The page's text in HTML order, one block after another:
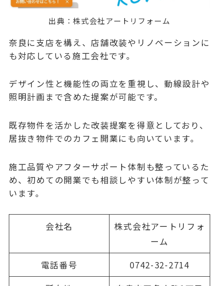
出典：株式会社アートリフォーム
奈良に支店を構え、店舗改装やリノベーションに
も対応している施工会社です。
デザイン性と機能性の両立を重視し、動線設計や
照明計画まで含めた提案が可能です。
既存物件を活かした改装提案を得意としており、
居抜き物件でのカフェ開業にも向いています。
施工品質やアフターサポート体制も整っているた
め、初めての開業でも相談しやすい体制が整って
います。
会社名
株式会社アートリフォ
ーム
電話番号
0742-32-2714